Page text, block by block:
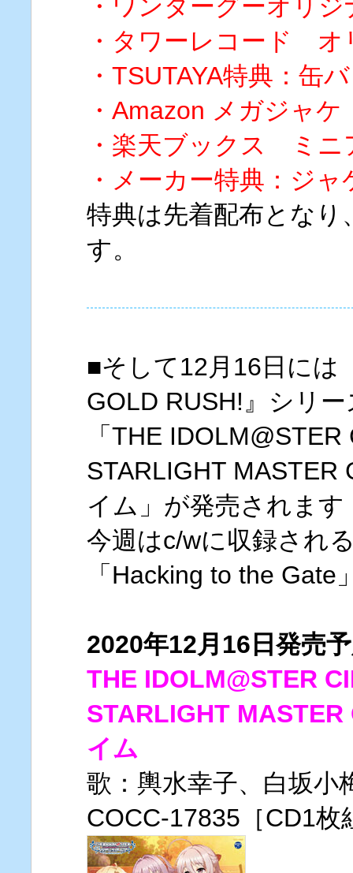
・ワンダーグーオリ
・タワーレコード オ
・TSUTAYA特典：缶
・Amazon メガジャケ
・楽天ブックス ミニ
・メーカー特典：ジ
特典は先着配布とな
す。
■そして12月16日には
GOLD RUSH!』シリ
「THE
STARLIGHT MASTER
イム」が発売されます
今週はc/wに収録され
「Hacking to the
2020年12月16日発売
THE IDOLM@STER
STARLIGHT
イム
歌：輿水幸子、白坂小
COCC-17835［CD1